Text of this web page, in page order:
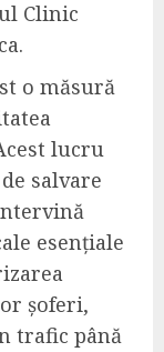
Clinic
o măsură
lucru
salvare
esențiale
șoferi,
trafic până